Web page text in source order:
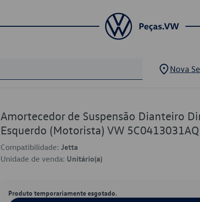
Nova
Amortecedor de Suspensão Dianteiro
Esquerdo (Motorista) VW 5C0413031AQ
Compatibilidade: Jetta
Unidade de venda: Unitário(a)
Produto temporariamente esgotado.